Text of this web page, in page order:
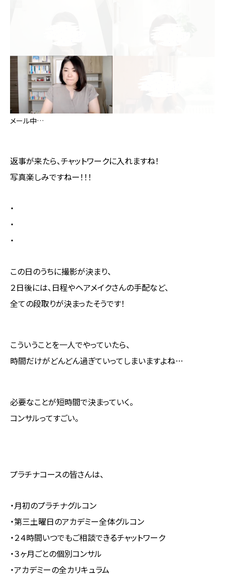
メール中…
返事が来たら、チャットワークに入れますね！
写真楽しみですねー！！！
・
・
・
この日のうちに撮影が決まり、
２日後には、日程やヘアメイクさんの手配など、
全ての段取りが決まったそうです！
こういうことを一人でやっていたら、
時間だけがどんどん過ぎていってしまいますよね…
必要なことが短時間で決まっていく。
コンサルってすごい。
プラチナコースの皆さんは、
・月初のプラチナグルコン
・第三土曜日のアカデミー全体グルコン
・２４時間いつでもご相談できるチャットワーク
・３ヶ月ごとの個別コンサル
・アカデミーの全カリキュラム